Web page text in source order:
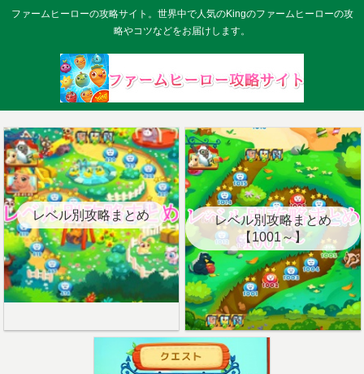
ファームヒーローの攻略サイト。世界中で人気のKingのファームヒーローの攻
略やコツなどをお届けします。
レベル別攻略まとめ
レベル別攻略まとめ
【1001～】